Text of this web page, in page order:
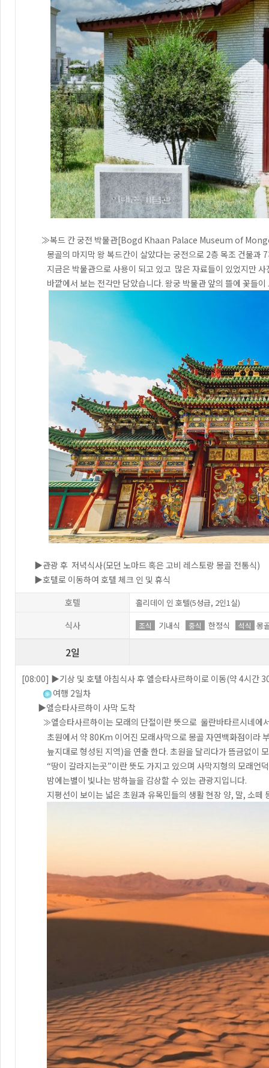
≫복드 칸 궁전 박물관[Bogd Khaan Palace Museum of
몽골의 마지막 왕 복드칸이 살았다는 궁전으로 2층 목조 건물과 7
지금은 박물관으로 사용이 되고 있고 많은 자료들이 있었지만 사
바깥에서 보는 전각만 담았습니다. 왕궁 박물관 앞의 뜰에 꽃들이
▶관광 후 저녁식사(모던 노마드 혹은 고비 레스토랑 몽골 전통식)
▶호텔로 이동하여 호텔 체크 인 및 휴식
호텔
홀리데이 인 호텔(5성급, 2인1실)
식사 조식 기내식 중식 한정식 석식 몽
2일
[08:00] ▶기상 및 호텔 아침식사 후 엘승타사르하이로 이동(약 4시간
여행 2일차
▶엘승타사르하이 사막 도착
≫엘승타사르하이는 모래의 단절이란 뜻으로 울란바타르시네
초원에서 약 80Km 이어진 모래사막으로 몽골 자연백화점이라 부
늪지대로 형성된 지역)을 연출 한다. 초원을 달리다가 뜸금없이 모
“땅이 갈라지는곳”이란 뜻도 가지고 있으며 사막지형의 모래언덕
밤에는별이 빛나는 밤하늘을 감상할 수 있는 관광지입니다.
지평선이 보이는 넓은 초원과 유목민들의 생활 현장 양, 말, 소떼